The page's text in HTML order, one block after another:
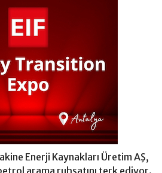
Enerji Kaynakları Üretim AŞ,
arama ruhsatını terk ediyor.